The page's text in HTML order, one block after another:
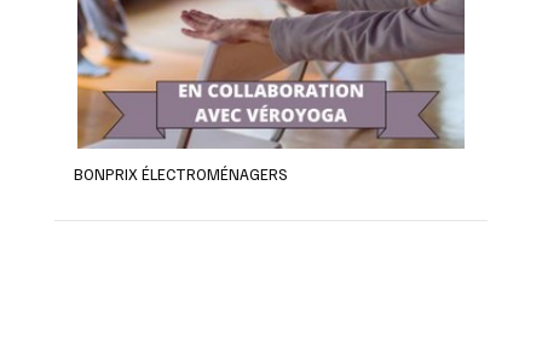
BONPRIX ÉLECTROMÉNAGERS